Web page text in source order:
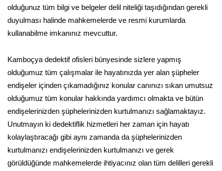
olduğunuz tüm bilgi ve belgeler delil niteliği taşıdığından gerekli
duyulması halinde mahkemelerde ve resmi kurumlarda
kullanabilme imkanınız mevcuttur.
Kamboçya dedektif ofisleri bünyesinde sizlere yapmış
olduğumuz tüm çalışmalar ile hayatınızda yer alan şüpheler
endişeler içinden çıkamadığınız konular canınızı sıkan umutsuz
olduğumuz tüm konular hakkında yardımcı olmakta ve bütün
endişelerinizden şüphelerinizden kurtulmanızı sağlamaktayız.
Unutmayın ki dedektiflik hizmetleri her zaman için hayatı
kolaylaştıracağı gibi aynı zamanda da şüphelerinizden
kurtulmanızı endişelerinizden kurtulmanızı ve gerek
görüldüğünde mahkemelerde ihtiyacınız olan tüm delilleri gerekli